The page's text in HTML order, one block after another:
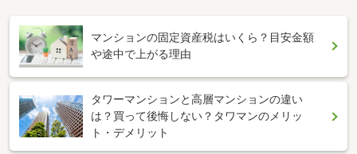
マンションの固定資産税はいくら？目安金額
や途中で上がる理由
タワーマンションと高層マンションの違い
は？買って後悔しない？タワマンのメリッ
ト・デメリット